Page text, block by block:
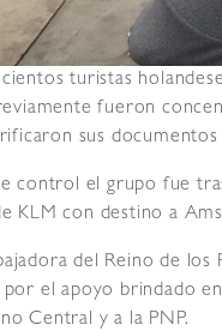
turistas
fueron
sus documentos
control el grupo fue
KLM con destino a
del Reino de los
por el apoyo brindado
Central y a la PNP.